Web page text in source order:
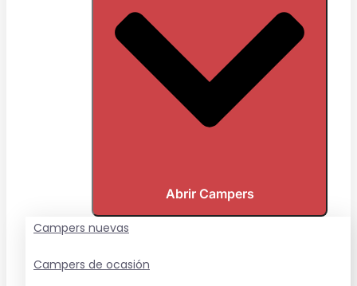
Abrir Campers
Campers nuevas
Campers de ocasión